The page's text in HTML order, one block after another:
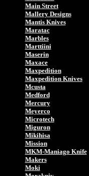
Main Street
Mallery Designs
Mantis Knives
Maratac
Marbles
Marttiini
Maserin
Maxace
Maxpedition
Maxpedition Knives
Mcusta
Medford
Mercury
Meyerco
Microtech
Miguron
Mikihisa
Mission
MKM-Maniago Knife
Makers
Moki